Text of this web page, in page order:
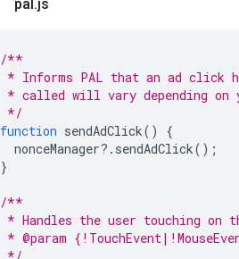
pal.js
/**
* Informs PAL that an ad click
* called will vary depending on
*/
function sendAdClick()
{
nonceManager? . sendAdClick();
}
/**
* Handles the user touching on
* @param